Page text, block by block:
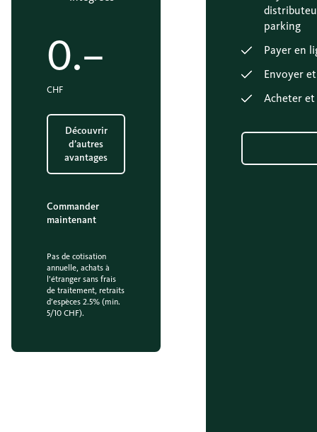
0.–
CHF
Découvrir
d’autres
avantages
Commander
maintenant
Pas de cotisation
annuelle, achats à
l’étranger sans frais
de traitement, retraits
d’espèces 2.5% (min.
5/10 CHF).
parking
Payer en
Envoyer
Acheter